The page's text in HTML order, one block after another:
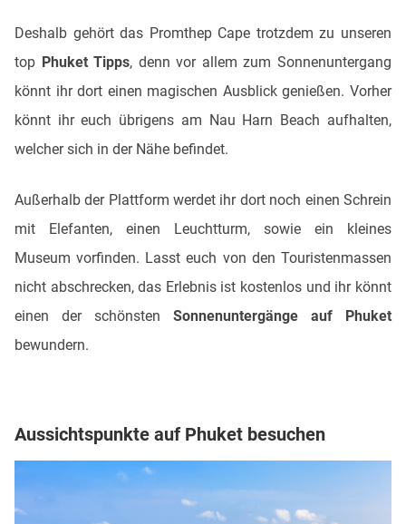
Deshalb gehört das Promthep Cape trotzdem zu unseren
top Phuket Tipps, denn vor allem zum Sonnenuntergang
könnt ihr dort einen magischen Ausblick genießen. Vorher
könnt ihr euch übrigens am Nau Harn Beach aufhalten,
welcher sich in der Nähe befindet.
Außerhalb der Plattform werdet ihr dort noch einen Schrein
mit Elefanten, einen Leuchtturm, sowie ein kleines
Museum vorfinden. Lasst euch von den Touristenmassen
nicht abschrecken, das Erlebnis ist kostenlos und ihr könnt
einen der schönsten Sonnenuntergänge auf Phuket
bewundern.
Aussichtspunkte auf Phuket besuchen